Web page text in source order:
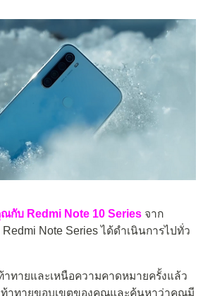
กับ Redmi Note 10 Series จาก
Note Series ได้ดำเนินการไปทั่ว
าทายและเหนือความคาดหมายครั้งแล้ว
ท้าทายขอบเขตของคุณและค้นหาว่าคุณมี